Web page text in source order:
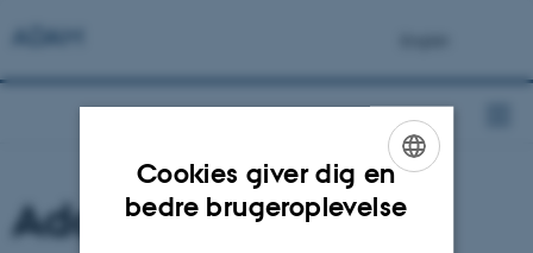
ADAM
Adgang og kontakt
ENGLISH
Cookies giver dig en
bedre brugeroplevelse